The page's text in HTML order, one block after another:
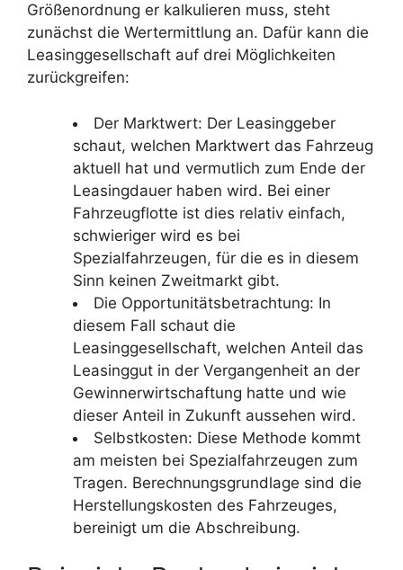
Größenordnung er kalkulieren muss, steht
zunächst die Wertermittlung an. Dafür kann die
Leasinggesellschaft auf drei Möglichkeiten
zurückgreifen:
Der Marktwert: Der Leasinggeber
schaut, welchen Marktwert das Fahrzeug
aktuell hat und vermutlich zum Ende der
Leasingdauer haben wird. Bei einer
Fahrzeugflotte ist dies relativ einfach,
schwieriger wird es bei
Spezialfahrzeugen, für die es in diesem
Sinn keinen Zweitmarkt gibt.
Die Opportunitätsbetrachtung: In
diesem Fall schaut die
Leasinggesellschaft, welchen Anteil das
Leasinggut in der Vergangenheit an der
Gewinnerwirtschaftung hatte und wie
dieser Anteil in Zukunft aussehen wird.
Selbstkosten: Diese Methode kommt
am meisten bei Spezialfahrzeugen zum
Tragen. Berechnungsgrundlage sind die
Herstellungskosten des Fahrzeuges,
bereinigt um die Abschreibung.